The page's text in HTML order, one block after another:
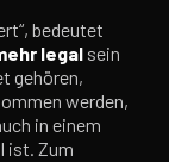
bedeutet
legal sein
gehören,
werden,
in einem
ist. Zum